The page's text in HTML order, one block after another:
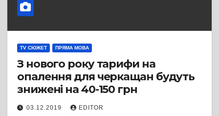
TV СЮЖЕТ ПРЯМА МОВА
З нового року тарифи на
опалення для черкащан будуть
знижені на 40-150 грн
03.12.2019 EDITOR